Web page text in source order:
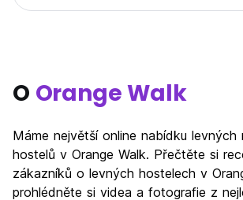
O Orange Walk
Máme největší online nabídku levných
hostelů v Orange Walk. Přečtěte si
zákazníků o levných hostelech v
prohlédněte si videa a fotografie z